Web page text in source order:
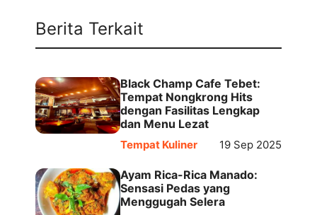
Berita Terkait
Black Champ Cafe Tebet:
Tempat Nongkrong Hits
dengan Fasilitas Lengkap
dan Menu Lezat
Tempat Kuliner 19 Sep 2025
Ayam Rica-Rica Manado:
Sensasi Pedas yang
Menggugah Selera